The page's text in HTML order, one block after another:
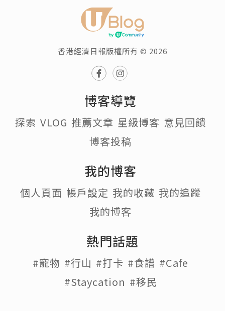
香港經濟日報版權所有 © 2026
博客導覽
探索 VLOG 推薦文章 星級博客 意見回饋
博客投稿
我的博客
個人頁面 帳戶設定 我的收藏 我的追蹤
我的博客
熱門話題
#寵物 #行山 #打卡 #食譜 #Cafe
#Staycation #移民